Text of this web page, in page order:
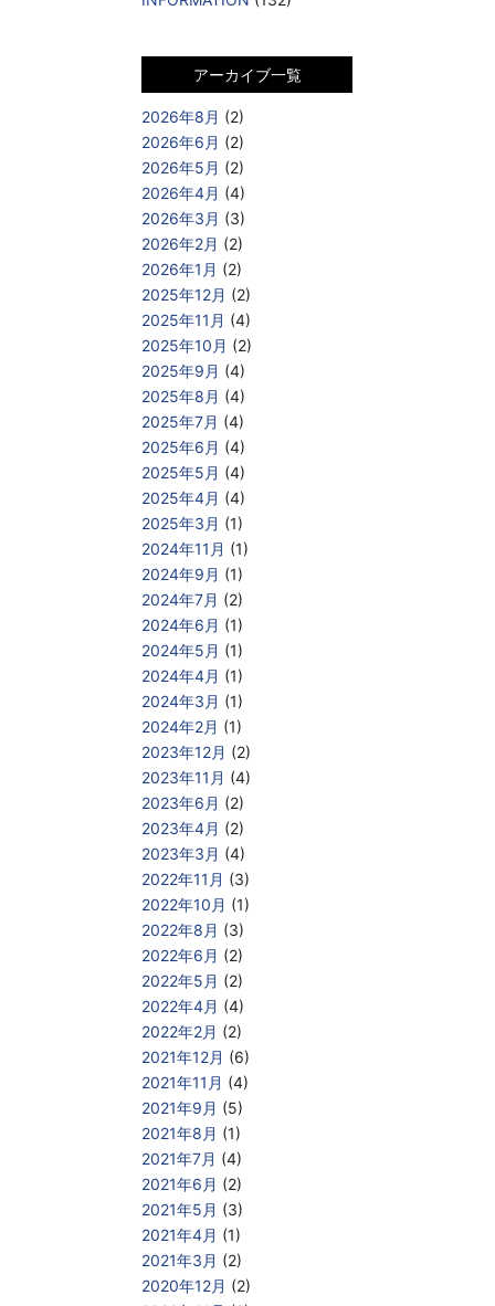
アーカイブ一覧
2026年8月 (2)
2026年6月 (2)
2026年5月 (2)
2026年4月 (4)
2026年3月 (3)
2026年2月 (2)
2026年1月 (2)
2025年12月 (2)
2025年11月 (4)
2025年10月 (2)
2025年9月 (4)
2025年8月 (4)
2025年7月 (4)
2025年6月 (4)
2025年5月 (4)
2025年4月 (4)
2025年3月 (1)
2024年11月 (1)
2024年9月 (1)
2024年7月 (2)
2024年6月 (1)
2024年5月 (1)
2024年4月 (1)
2024年3月 (1)
2024年2月 (1)
2023年12月 (2)
2023年11月 (4)
2023年6月 (2)
2023年4月 (2)
2023年3月 (4)
2022年11月 (3)
2022年10月 (1)
2022年8月 (3)
2022年6月 (2)
2022年5月 (2)
2022年4月 (4)
2022年2月 (2)
2021年12月 (6)
2021年11月 (4)
2021年9月 (5)
2021年8月 (1)
2021年7月 (4)
2021年6月 (2)
2021年5月 (3)
2021年4月 (1)
2021年3月 (2)
2020年12月 (2)